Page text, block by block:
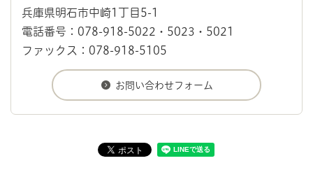
兵庫県明石市中崎1丁目5-1
電話番号：078-918-5022・5023・5021
ファックス：078-918-5105